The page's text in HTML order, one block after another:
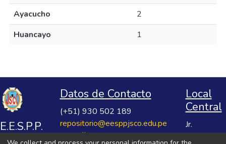
Ayacucho
2
Huancayo
1
E.E.S.P.P.
José
Datos de Contacto
(+51) 930 502 189
repositorio@eesppjsco.edu.pe
https://repositorio.eesppjsco.edu.pe
Local
Central
Jr.